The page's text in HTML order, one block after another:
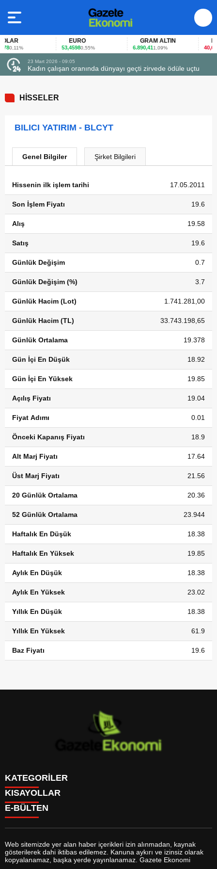
0,11%
EURO
53,45980,55%
GRAM ALTIN
6.890,411,09% 40,65-
23 Mart 2026 - 09:05
Kadın çalışan oranında dünyayı geçti zirvede ödüle uçtu
HİSSELER
BILICI YATIRIM - BLCYT
Genel Bilgiler Şirket Bilgileri
Hissenin ilk işlem tarihi 17.05.2011
Son İşlem Fiyatı 19.6
Alış 19.58
Satış 19.6
Günlük Değişim 0.7
Günlük Değişim (%) 3.7
Günlük Hacim (Lot) 1.741.281,00
Günlük Hacim (TL) 33.743.198,65
Günlük Ortalama 19.378
Gün İçi En Düşük 18.92
Gün İçi En Yüksek 19.85
Açılış Fiyatı 19.04
Fiyat Adımı 0.01
Önceki Kapanış Fiyatı 18.9
Alt Marj Fiyatı 17.64
Üst Marj Fiyatı 21.56
20 Günlük Ortalama 20.36
52 Günlük Ortalama 23.944
Haftalık En Düşük 18.38
Haftalık En Yüksek 19.85
Aylık En Düşük 18.38
Aylık En Yüksek 23.02
Yıllık En Düşük 18.38
Yıllık En Yüksek 61.9
Baz Fiyatı 19.6
KATEGORİLER
GÜNDEM
DÜNYA
SİYASET
MAGAZİN
SAĞLIK
EĞİTİM
YAŞAM
KISAYOLLAR
BURÇLAR
FİKSTÜR
FİRMA EKLE
FİRMA REHBERİ
E-BÜLTEN
gazeteekonomi.com e-bültenine abone olarak, tarafınıza haber,
Web sitemizde yer alan haber içerikleri izin alınmadan, kaynak
gösterilerek dahi iktibas edilemez. Kanuna aykırı ve izinsiz olarak
kopyalanamaz, başka yerde yayınlanamaz. Gazete Ekonomi